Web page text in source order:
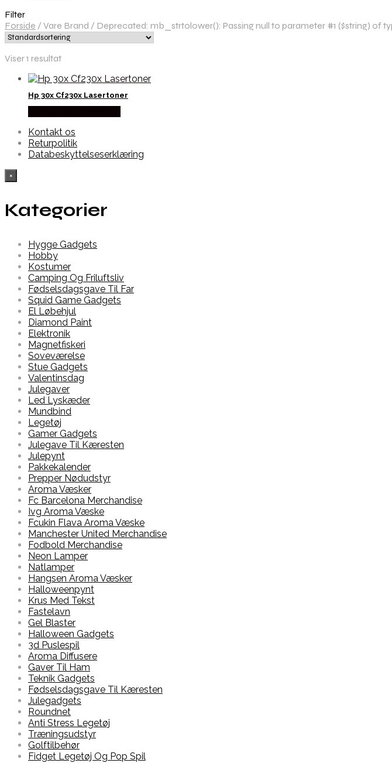
Filter
Forside / Vare Brand / Deprecated: mb_strtolower(): Passing null to parameter #1 ($string)
Viser 1 resultat
Hp 30x Cf230x Lasertoner
Kontakt os
Returpolitik
Databeskyttelseserklæring
×
Kategorier
Hygge Gadgets
Hobby
Kostumer
Camping Og Friluftsliv
Fødselsdagsgave Til Far
Squid Game Gadgets
El Løbehjul
Diamond Paint
Elektronik
Magnetfiskeri
Soveværelse
Stue Gadgets
Valentinsdag
Julegaver
Led Lyskæder
Mundbind
Legetøj
Gamer Gadgets
Julegave Til Kæresten
Julepynt
Pakkekalender
Prepper Nødudstyr
Aroma Væsker
Fc Barcelona Merchandise
Ivg Aroma Væske
Fcukin Flava Aroma Væske
Manchester United Merchandise
Fodbold Merchandise
Neon Lamper
Natlamper
Hangsen Aroma Væsker
Halloweenpynt
Krus Med Tekst
Fastelavn
Gel Blaster
Halloween Gadgets
3d Puslespil
Aroma Diffusere
Gaver Til Ham
Teknik Gadgets
Fødselsdagsgave Til Kæresten
Julegadgets
Roundnet
Anti Stress Legetøj
Træningsudstyr
Golftilbehør
Fidget Legetøj Og Pop Spil